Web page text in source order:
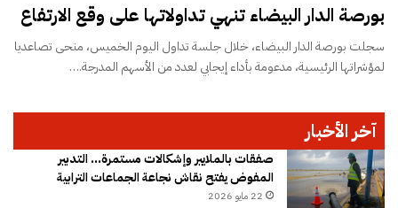
بورصة الدار البيضاء تنهي تداولاتها على وقع الارتفاع
سجلت بورصة الدار البيضاء، خلال جلسة تداول اليوم الخميس، منحى تصاعديا
لمؤشراتها الرئيسية، مدعومة بأداء إيجابي لعدد من الأسهم المدرجة.…
آخر الأخبار
صفقات بالملايير وإشكالات مستمرة… التدبير
المفوض يفتح نقاش نجاعة الجماعات الترابية
22 مايو 2026